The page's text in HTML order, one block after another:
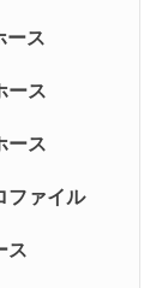
ース
ース
ース
ファイル
ス